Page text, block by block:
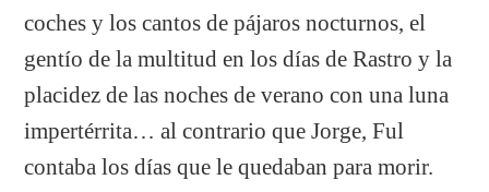
coches y los cantos de pájaros nocturnos, el
gentío de la multitud en los días de Rastro y la
placidez de las noches de verano con una luna
impertérrita… al contrario que Jorge, Ful
contaba los días que le quedaban para morir.